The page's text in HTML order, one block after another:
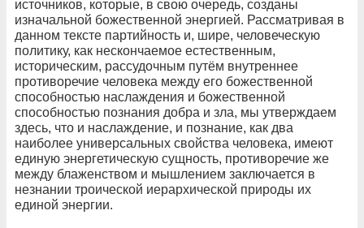
источников, которые, в свою очередь, созданы
изначальной божественной энергией. Рассматривая в
данном тексте партийность и, шире, человеческую
политику, как нескончаемое естественным,
историческим, рассудочным путём внутреннее
противоречие человека между его божественной
способностью наслаждения и божественной
способностью познания добра и зла, мы утверждаем
здесь, что и наслаждение, и познание, как два
наиболее универсальных свойства человека, имеют
единую энергетическую сущность, противоречие же
между блаженством и мышлением заключается в
незнании троической иерархической природы их
единой энергии.